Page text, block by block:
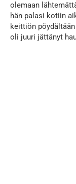
olemaan
hän palasi kotiin
keittiön
oli juuri jättänyt